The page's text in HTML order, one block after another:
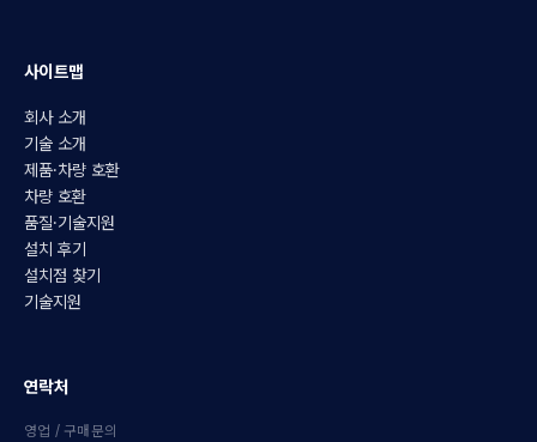
사이트맵
회사 소개
기술 소개
제품·차량 호환
차량 호환
품질·기술지원
설치 후기
설치점 찾기
기술지원
연락처
영업 / 구매문의